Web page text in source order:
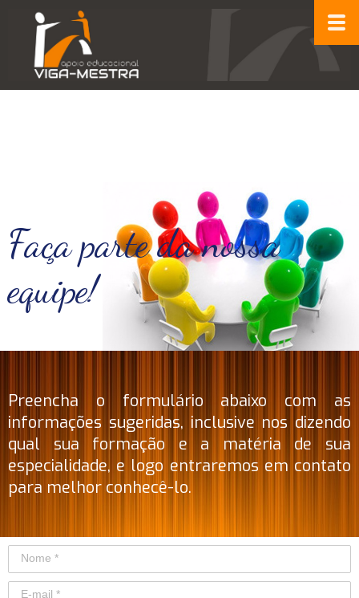
Faça parte da nossa
equipe!
Preencha o formulário abaixo com as
informações sugeridas, inclusive nos dizendo
qual sua formação e a matéria de sua
especialidade, e logo entraremos em contato
para melhor conhecê-lo.